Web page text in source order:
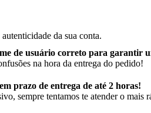
da sua conta.
de usuário correto para garantir
na hora da entrega do pedido!
prazo de entrega de até 2 horas!
sempre tentamos te atender o mais